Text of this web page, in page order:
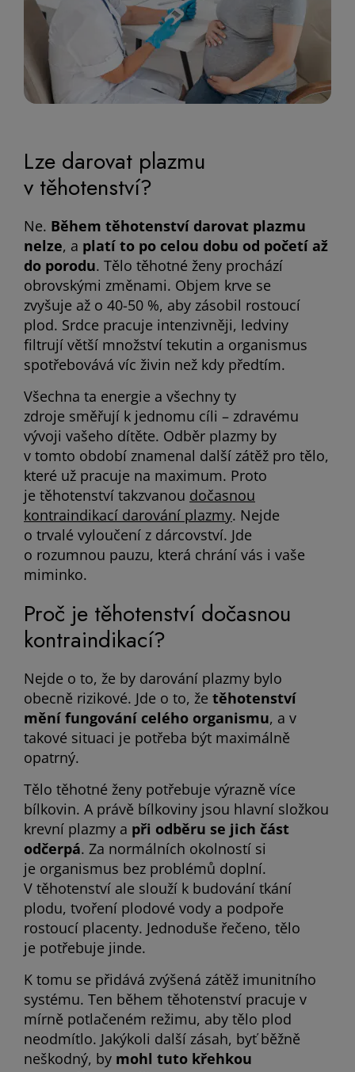
Lze darovat plazmu
v těhotenství?
Ne. Během těhotenství darovat plazmu
nelze, a platí to po celou dobu od početí až
do porodu. Tělo těhotné ženy prochází
obrovskými změnami. Objem krve se
zvyšuje až o 40-50 %, aby zásobil rostoucí
plod. Srdce pracuje intenzivněji, ledviny
filtrují větší množství tekutin a organismus
spotřebovává víc živin než kdy předtím.
Všechna ta energie a všechny ty
zdroje směřují k jednomu cíli – zdravému
vývoji vašeho dítěte. Odběr plazmy by
v tomto období znamenal další zátěž pro tělo,
které už pracuje na maximum. Proto
je těhotenství takzvanou dočasnou
kontraindikací darování plazmy. Nejde
o trvalé vyloučení z dárcovství. Jde
o rozumnou pauzu, která chrání vás i vaše
miminko.
Proč je těhotenství dočasnou
kontraindikací?
Nejde o to, že by darování plazmy bylo
obecně rizikové. Jde o to, že těhotenství
mění fungování celého organismu, a v
takové situaci je potřeba být maximálně
opatrný.
Tělo těhotné ženy potřebuje výrazně více
bílkovin. A právě bílkoviny jsou hlavní složkou
krevní plazmy a při odběru se jich část
odčerpá. Za normálních okolností si
je organismus bez problémů doplní.
V těhotenství ale slouží k budování tkání
plodu, tvoření plodové vody a podpoře
rostoucí placenty. Jednoduše řečeno, tělo
je potřebuje jinde.
K tomu se přidává zvýšená zátěž imunitního
systému. Ten během těhotenství pracuje v
mírně potlačeném režimu, aby tělo plod
neodmítlo. Jakýkoli další zásah, byť běžně
neškodný, by mohl tuto křehkou